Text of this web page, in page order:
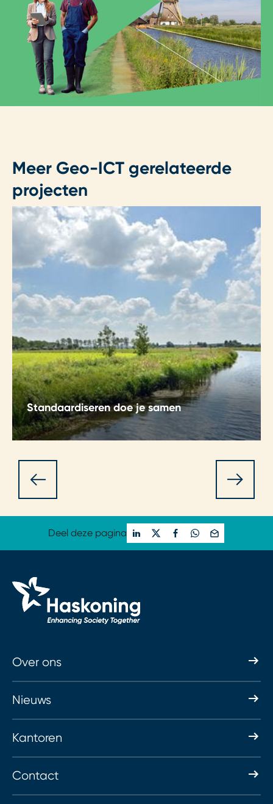
Meer Geo-ICT gerelateerde
projecten
Standaardiseren doe je samen
Vijf waterschappen slaan de handen ineen met
ontwikkelen: Blaeu DAMO, voor het beheer van
hun geografische kernregistraties.
Deel deze pagina
Over ons
Nieuws
Kantoren
Contact